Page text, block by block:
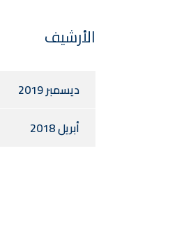
الأرشيف
ديسمبر 2019
أبريل 2018